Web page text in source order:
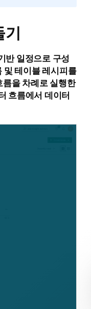
기
반 일정으로 구성
및 테이블 레시피를
름을 차례로 실행한
흐름에서 데이터